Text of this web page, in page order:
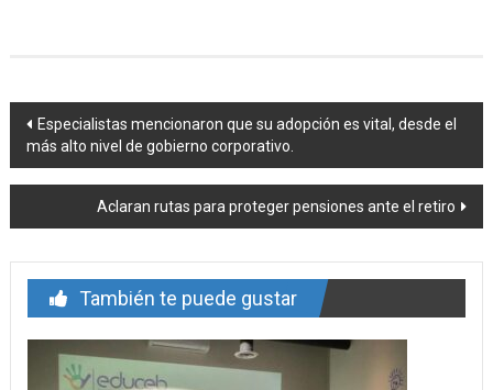
Navegación
de
entrada
Especialistas mencionaron que su adopción es vital, desde el
más alto nivel de gobierno corporativo.
Aclaran rutas para proteger pensiones ante el retiro
También te puede gustar